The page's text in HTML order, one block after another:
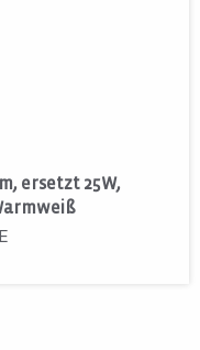
ersetzt 25W,